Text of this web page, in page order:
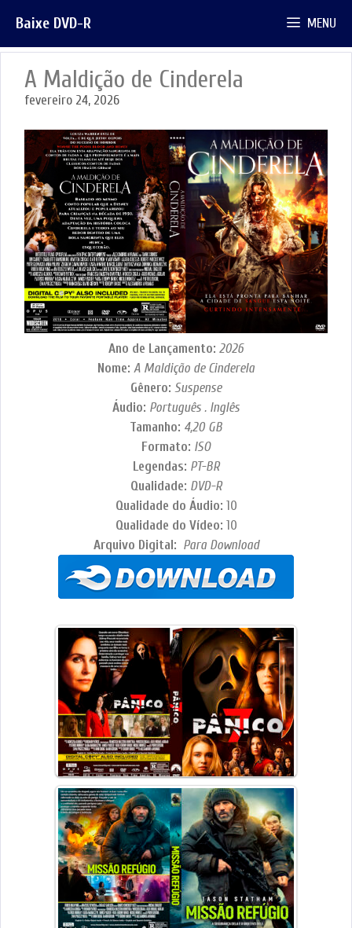
para
o
conteúdo
Baixe DVD-R MENU
A Maldição de Cinderela
fevereiro 24, 2026
Ano de Lançamento: 2026
Nome: A Maldição de Cinderela
Gênero: Suspense
Áudio: Português . Inglês
Tamanho: 4,20 GB
Formato: ISO
Legendas: PT-BR
Qualidade: DVD-R
Qualidade do Áudio: 10
Qualidade do Vídeo: 10
Arquivo Digital: Para Download